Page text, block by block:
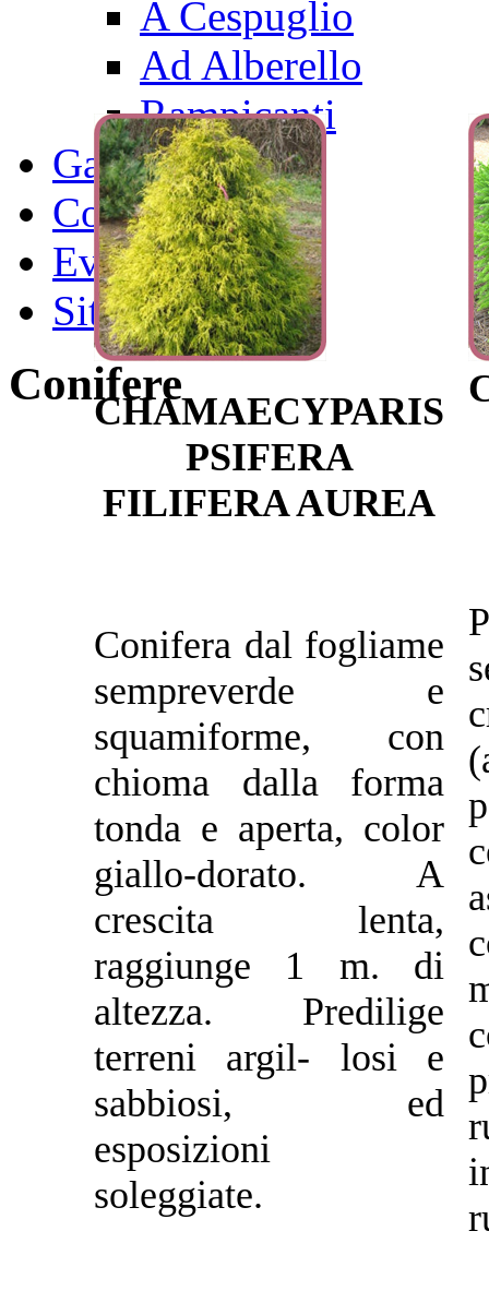
A Cespuglio
Ad Alberello
Rampicanti
Gallery
Contatti
Eventi
SiteMap
Conifere
CHAMAECYPARIS
PSIFERA
FILIFERA AUREA
Conifera dal fogliame
sempreverde e
squamiforme, con
chioma dalla forma
tonda e aperta, color
giallo-dorato. A
crescita lenta,
raggiunge 1 m. di
altezza. Predilige
terreni argil- losi e
sabbiosi, ed
esposizioni
soleggiate.